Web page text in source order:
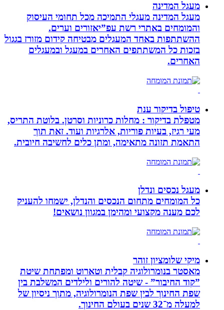
מעגל המדינה
מעגל המדינה מעגלי התמיכה מכל תחומי העיסוק
והמומחים באתרי רשת עפ”יאזורים וערים.
ההשתתפות באחד המעגלים מבטיחה קידום מזורז בגגול
בזכות כל המשתתפים האחרים במעגל ובמעגלים
האחרים.
טיפול בדיקור ענת
מטפלת בדיקור : מחלות כרוניות וסרטן. בלוטת התריס,
מעי רגיז, בעיות פוריות, אלרגיות ועוד. זאת תוך
התאמת תזונה מתאימה, ומתן כלים לחשיבה חיובית.
מעגל נכסים ונדלן
כל המומחים מתחום הנכסים והנדלן, ישמחו להעניק
לכם מענה מקצועי ומהימן במגוון נושאים!
מיקי שלומציון זוהר
מאסטר בנומרולוגיה קבלית וטארוט ומפתחת שיטת
”קוד החיבור” - שיטה להורים ולילדים המשלבת בין
שפת החינוך לבין שפת הנומרולוגיה, מתוך ניסיון של
למעלה מ־32 שנים בעולם החינוך.